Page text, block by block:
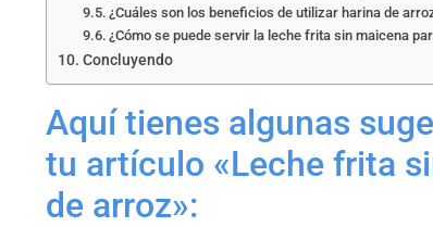
¿Cuáles son los beneficios de utilizar harina de
¿Cómo se puede servir la leche frita sin maicena
Concluyendo
Aquí tienes algunas
tu artículo «Leche frita
de arroz»: